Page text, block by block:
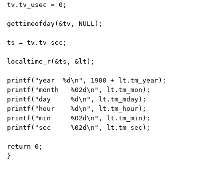
tv.tv_usec = 0;
gettimeofday(&tv, NULL);
ts = tv.tv_sec;
localtime_r(&ts, &lt);
printf("year  %d\n", 1900 + lt.tm_year);
printf("month   %02d\n", lt.tm_mon);
printf("day     %d\n", lt.tm_mday);
printf("hour    %d\n", lt.tm_hour);
printf("min     %02d\n", lt.tm_min);
printf("sec     %02d\n", lt.tm_sec);
return 0;
}